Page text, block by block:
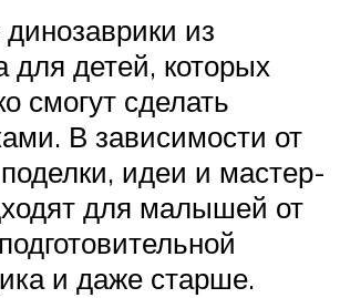
из
для детей, которых
смогут сделать
В зависимости от
идеи и мастер-
для малышей от
и даже старше.